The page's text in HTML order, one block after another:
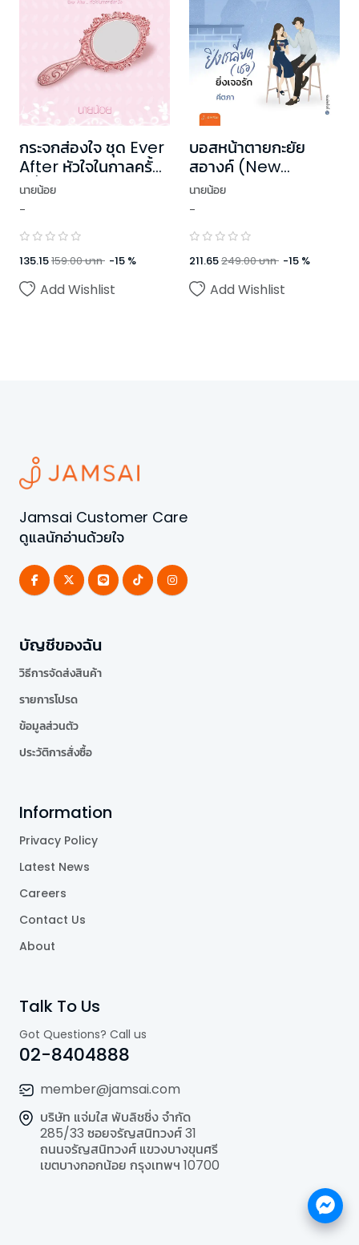
กระจกส่องใจ ชุด Ever
After หัวใจในกาลครั้ง
หนึ่ง
นายน้อย
-
135.15159.00บาท -15 %
Add Wishlist
บอสหน้าตายกะยัย
สอางค์ (New
Edition)
นายน้อย
-
211.65249.00บาท -15 %
Add Wishlist
Jamsai Customer Care
ดูแลนักอ่านด้วยใจ
บัญชีของฉัน
วิธีการจัดส่งสินค้า
รายการโปรด
ข้อมูลส่วนตัว
ประวัติการสั่งซื้อ
Information
Privacy Policy
Latest News
Careers
Contact Us
About
Talk To Us
Got Questions? Call us
02-8404888
member@jamsai.com
บริษัท แจ่มใส พับลิชชิ่ง จำกัด
285/33 ซอยจรัญสนิทวงศ์ 31
ถนนจรัญสนิทวงศ์ แขวงบางขุนศรี
เขตบางกอกน้อย กรุงเทพฯ 10700